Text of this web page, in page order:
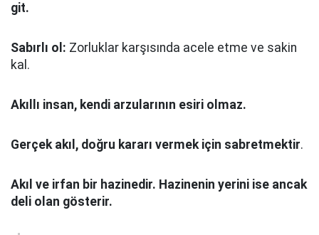
git.
Sabırlı ol: Zorluklar karşısında acele etme ve sakin
kal.
Akıllı insan, kendi arzularının esiri olmaz.
Gerçek akıl, doğru kararı vermek için sabretmektir.
Akıl ve irfan bir hazinedir. Hazinenin yerini ise ancak
deli olan gösterir.